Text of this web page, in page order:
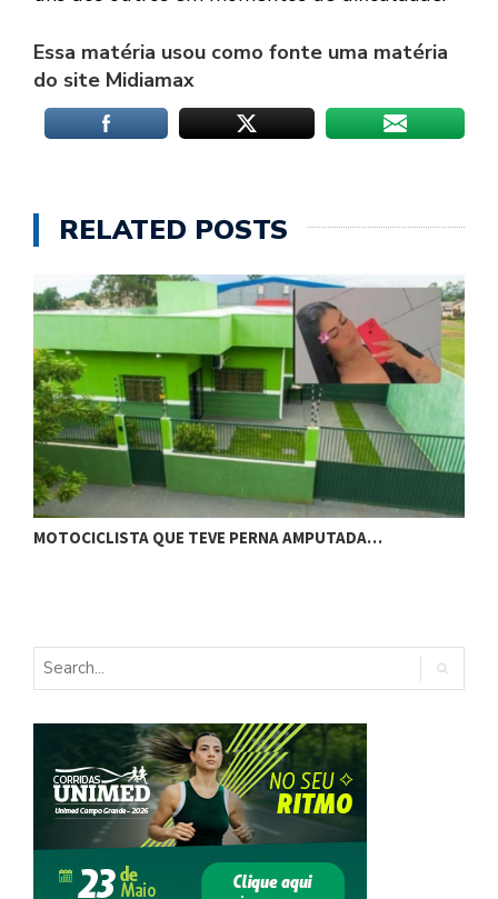
Essa matéria usou como fonte uma matéria
do site Midiamax
RELATED POSTS
MOTOCICLISTA QUE TEVE PERNA AMPUTADA…